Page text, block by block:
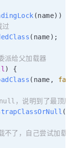
(name) )
( name) ;
给父加载器
)
{
( name ,
，说明到了最顶层
(
了，自己尝试加载